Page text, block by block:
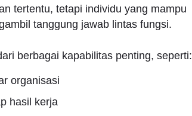
tertentu, tetapi individu yang mampu
tanggung jawab lintas fungsi.
berbagai kapabilitas penting, seperti:
organisasi
hasil kerja